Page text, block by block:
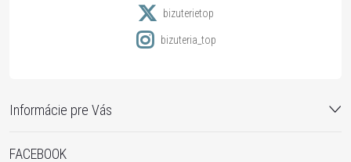
Informácie pre Vás
bizuterietop
bizuteria_top
FACEBOOK